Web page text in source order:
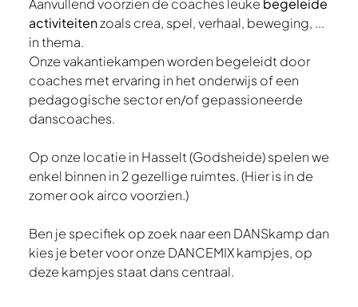
Aanvullend voorzien de coaches leuke begeleide
activiteitenzoals crea, spel, verhaal, beweging, ...
in thema.
Onze vakantiekampen worden begeleidt door
coaches met ervaring in het onderwijs of een
pedagogische sector en/of gepassioneerde
danscoaches.
Op onze locatie in Hasselt (Godsheide) spelen we
enkel binnen in 2 gezellige ruimtes. (Hier is in de
zomer ook airco voorzien.)
Ben je specifiek op zoek naar een DANSkamp dan
kies je beter voor onze DANCEMIX kampjes, op
deze kampjes staat dans centraal.